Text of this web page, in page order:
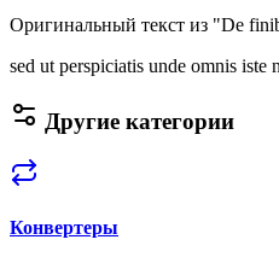
Оригинальный текст из "De
sed ut perspiciatis unde omnis iste
Другие категории
Конвертеры